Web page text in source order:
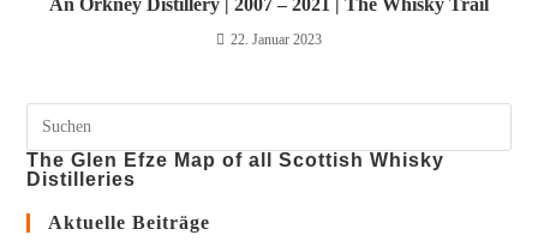
22. Januar 2023
The Glen Efze Map of all Scottish Whisky
Distilleries
Aktuelle Beiträge